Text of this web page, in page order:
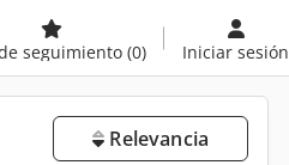
seguimiento (0) Iniciar sesión
Relevancia